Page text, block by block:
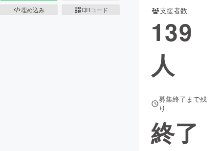
埋め込み
QRコード 支援者数
139
人
募集終了まで残
り
終了